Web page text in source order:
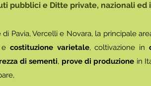
pubblici e Ditte private, nazionali ed
Pavia, Vercelli e Novara, la principale
costituzione varietale, coltivazione in
di sementi, prove di produzione in